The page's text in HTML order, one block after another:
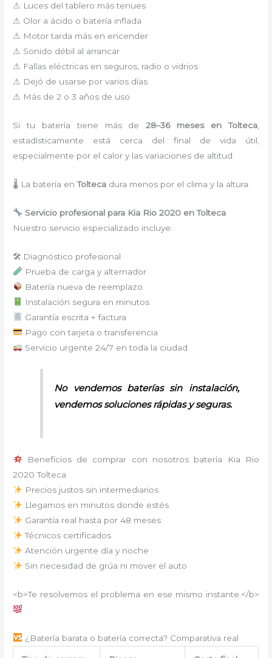
⚠ Luces del tablero más tenues
⚠ Olor a ácido o batería inflada
⚠ Motor tarda más en encender
⚠ Sonido débil al arrancar
⚠ Fallas eléctricas en seguros, radio o vidrios
⚠ Dejó de usarse por varios días
⚠ Más de 2 o 3 años de uso
Si tu batería tiene más de28–36 meses en Tolteca,
estadísticamente está cerca del final de vida útil,
especialmente por el calor y las variaciones de altitud.
🌡 La batería enTolteca dura menos por el clima y la altura.
Servicio profesional para Kia Rio 2020 en Tolteca
Nuestro servicio especializado incluye:
🛠 Diagnóstico profesional
Prueba de carga y alternador
Batería nueva de reemplazo
Instalación segura en minutos
Garantía escrita + factura
Pago con tarjeta o transferencia
Servicio urgente 24/7 en toda la ciudad
No vendemos baterías sin instalación,
vendemos soluciones rápidas y seguras.
Beneficios de comprar con nosotros batería Kia Rio
2020 Tolteca
Precios justos sin intermediarios
Llegamos en minutos donde estés
Garantía real hasta por 48 meses
Técnicos certificados
Atención urgente día y noche
Sin necesidad de grúa ni mover el auto
<b>Te resolvemos el problema en ese mismo instante.</b>
¿Batería barata o batería correcta? Comparativa real